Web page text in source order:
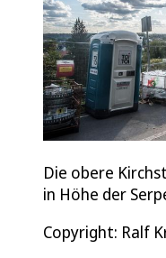
Die obere
in Höhe der
Copyright: Ralf